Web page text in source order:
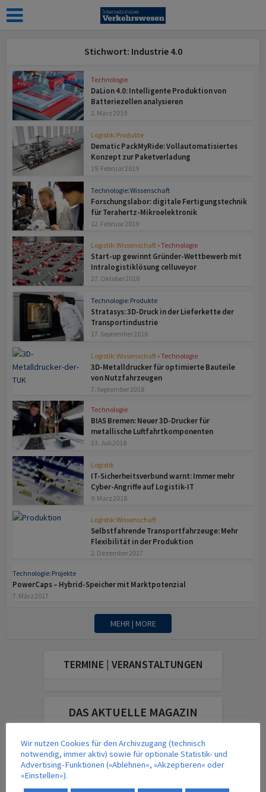
Stichwort: Industrie 4.0
Technologie
DaLion 4.0: Intelligente Produktion von
Batteriezellen analysieren
2. März 2019
Logistik: Produkte
Dematic PackMyRide: Vollautomatisiertes
Konzept zur Paketverladung
19. Februar 2019
Technologie: Wissenschaft
Forschungslabor: digitale Fertigungstechnik
für Terahertz-Mikroelektronik
12. Februar 2019
Logistik: Wissenschaft •Technologie
Start-up gewinnt Gründer-Wettbewerb mit
Intralogistiklösung celluveyor
27. Oktober 2018
Technologie: Produkte
Stratasys: 3D-Druck in der Lieferkette der
Transportindustrie
17. September 2018
Logistik: Wissenschaft •Technologie
3D-Metalldrucker für optimierte Bauteile
von Nutzfahrzeugen
7. September 2018
Technologie
BIAS Bremen: Neuer 3D-Drucker für
metallische Luftfahrtkomponenten
23. Juli 2018
Logistik
IT-Sicherheitsverbund warnt: Immer mehr
Cyber-Angriffe auf Logistik-IT
9. März 2018
Logistik: Wissenschaft
Selbstfahrende Transportfahrzeuge: Mehr
Flexibilität in der Produktion
2. Dezember 2017
Technologie: Projekte
PowerCaps – Hybrid-Speicher mit Marktpotenzial
7. März 2017
MEHR | MORE
TERMINE | VERANSTALTUNGEN
DAS AKTUELLE MAGAZIN
Wir nutzen Cookies für den Archivzugang (technisch
notwendig, immer aktiv) sowie für optionale Statistik- und
Advertising-Funktionen (»Ablehnen«, »Akzeptieren« oder
»Einstellen«).